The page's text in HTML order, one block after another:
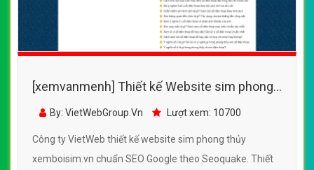
[xemvanmenh] Thiết kế Website sim phong
thủy - xemboisim.vn - VietWebGroup.Vn
By: VietWebGroup.Vn Lượt xem: 10700
Công ty VietWeb thiết kế website sim phong thủy
xemboisim.vn chuẩn SEO Google theo Seoquake. Thiết